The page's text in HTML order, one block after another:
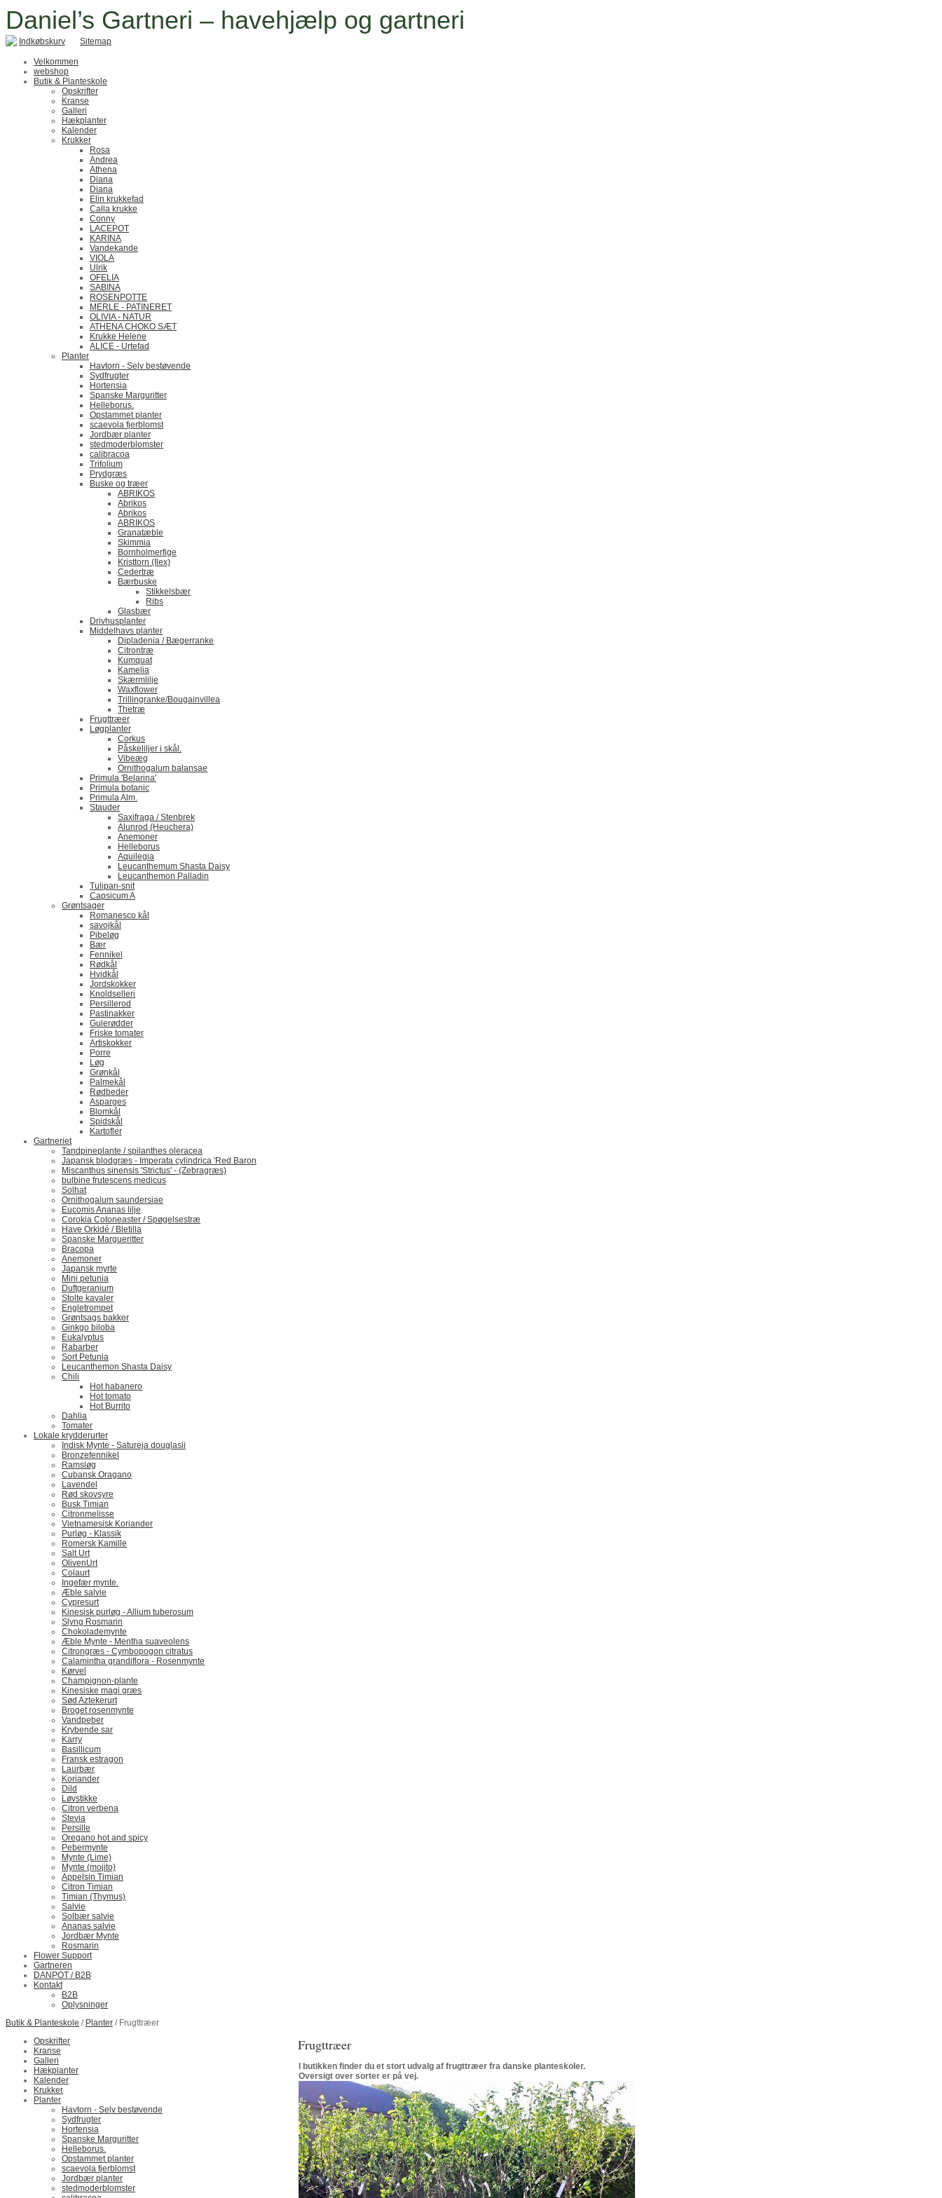
Daniel’s Gartneri – havehjælp og gartneri
Indkøbskurv Sitemap
Velkommen
webshop
Butik & Planteskole
Opskrifter
Kranse
Galleri
Hækplanter
Kalender
Krukker
Rosa
Andrea
Athena
Diana
Diana
Elin krukkefad
Calla krukke
Conny
LACEPOT
KARINA
Vandekande
VIOLA
Ulrik
OFELIA
SABINA
ROSENPOTTE
MERLE - PATINERET
OLIVIA - NATUR
ATHENA CHOKO SÆT
Krukke Helene
ALICE - Urtefad
Planter
Havtorn - Selv bestøvende
Sydfrugter
Hortensia
Spanske Marguritter
Helleborus.
Opstammet planter
scaevola fjerblomst
Jordbær planter
stedmoderblomster
calibracoa
Trifolium
Prydgræs
Buske og træer
ABRIKOS
Abrikos
Abrikos
ABRIKOS
Granatæble
Skimmia
Bornholmerfige
Kristtorn (Ilex)
Cedertræ
Bærbuske
Stikkelsbær
Ribs
Glasbær
Drivhusplanter
Middelhavs planter
Dipladenia / Bægerranke
​Citrontræ
Kumquat
​Kamelia
Skærmlilje
Waxflower
​Trillingranke/Bougainvillea
Thetræ
Frugttræer
Løgplanter
Corkus
Påskeliljer i skål.
Vibeæg
Ornithogalum balansae
Primula 'Belarina'
Primula botanic
Primula Alm.
Stauder
Saxifraga / Stenbrek
Alunrod (Heuchera)
Anemoner
Helleborus
Aquilegia
Leucanthemum Shasta Daisy
Leucanthemon Palladin
Tulipan-snit
Capsicum A
Grøntsager
Romanesco kål
savojkål
Pibeløg
Bær
Fennikel
Rødkål
Hvidkål
Jordskokker
Knoldselleri
Persillerod
Pastinakker
Gulerødder
Friske tomater
Artiskokker
Porre
Løg
Grønkål
Palmekål
Rødbeder
Asparges
Blomkål
Spidskål
Kartofler
Gartneriet
Tandpineplante / spilanthes oleracea
Japansk blodgræs - Imperata cylindrica 'Red Baron
Miscanthus sinensis 'Strictus' - (Zebragræs)
bulbine frutescens medicus
Solhat
Ornithogalum saundersiae
Eucomis Ananas lilje
Corokia Cotoneaster / Spøgelsestræ
Have Orkidé / Bletilla
Spanske Margueritter
Bracopa
Anemoner
Japansk myrte
Mini petunia
Duftgeranium
Stolte kavaler
Engletrompet
Grøntsags bakker
Ginkgo biloba
Eukalyptus
Rabarber
Sort Petunia
Leucanthemon Shasta Daisy
Chili
Hot habanero
Hot tomato
Hot Burrito
Dahlia
Tomater
Lokale krydderurter
Indisk Mynte - Satureja douglasii
Bronzefennikel
Ramsløg
Cubansk Oragano
Lavendel
Rød skovsyre
Busk Timian
Citronmelisse
Vietnamesisk Koriander
Purløg - Klassik
Romersk Kamille
Salt Urt
OlivenUrt
Colaurt
Ingefær mynte.
Æble salvie
Cypresurt
Kinesisk purløg - Allium tuberosum
Slyng Rosmarin
Chokolademynte
Æble Mynte - Mentha suaveolens
Citrongræs - Cymbopogon citratus
Calamintha grandiflora - Rosenmynte
Kørvel
Champignon-plante
Kinesiske magi græs
Sød Aztekerurt
Broget rosenmynte
Vandpeber
Krybende sar
Karry
Basillicum
Fransk estragon
Laurbær
Koriander
Dild
Løvstikke
Citron verbena
Stevia
Persille
Oregano hot and spicy
Pebermynte
Mynte (Lime)
Mynte (mojito)
Appelsin Timian
Citron Timian
Timian (Thymus)
Salvie
Solbær salvie
Ananas salvie
Jordbær Mynte
Rosmarin
Flower Support
Gartneren
DANPOT / B2B
Kontakt
B2B
Oplysninger
Butik & Planteskole / Planter / Frugttræer
Opskrifter
Kranse
Galleri
Hækplanter
Kalender
Krukker
Planter
Havtorn - Selv bestøvende
Sydfrugter
Hortensia
Spanske Marguritter
Helleborus.
Opstammet planter
scaevola fjerblomst
Jordbær planter
stedmoderblomster
Frugttræer
I butikken finder du et stort udvalg af frugttræer fra danske planteskoler.
Oversigt over sorter er på vej.